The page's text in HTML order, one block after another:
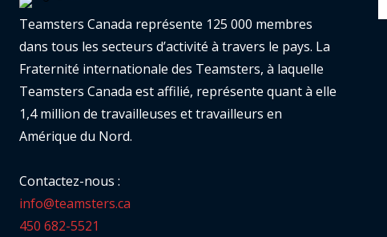
Teamsters Canada représente 125 000 membres
dans tous les secteurs d’activité à travers le pays. La
Fraternité internationale des Teamsters, à laquelle
Teamsters Canada est affilié, représente quant à elle
1,4 million de travailleuses et travailleurs en
Amérique du Nord.
Contactez-nous :
info@teamsters.ca
450 682-5521